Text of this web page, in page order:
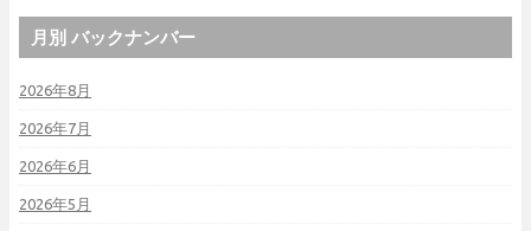
月別 バックナンバー
2026年8月
2026年7月
2026年6月
2026年5月